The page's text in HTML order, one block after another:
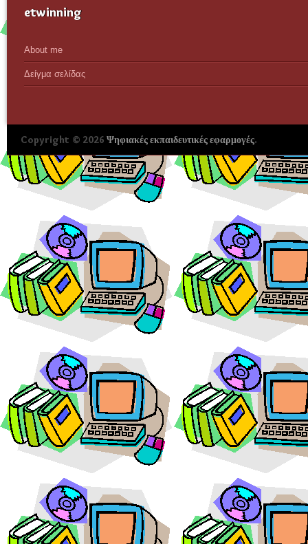
etwinning
About me
Δείγμα σελίδας
Copyright © 2026 Ψηφιακές εκπαιδευτικές εφαρμογές.